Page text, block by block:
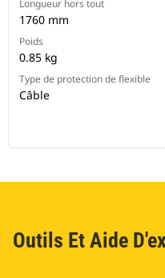
Longueur hors tout
1760 mm
Poids
0.85 kg
Type de protection de flexible
Câble
Outils Et Aide